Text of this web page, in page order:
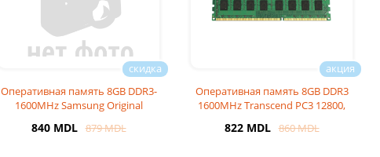
Оперативная память 8GB DDR3-
1600MHz Samsung Original
840 MDL 879 MDL
Оперативная память 8GB DDR3
1600MHz Transcend PC3 12800,
822 MDL 860 MDL